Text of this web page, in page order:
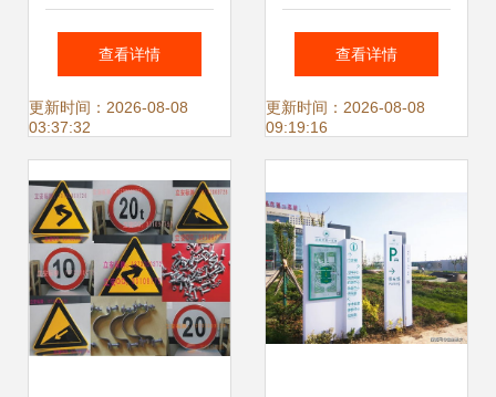
格、批发与厂家全
解析 如何选择优质
标识标牌
查看详情
更新时间：2026-08-08
03:37:32
标牌与印刷机械铭
牌 价格、厂家与图
查看详情
更新时间：2026-08-08
09:19:16